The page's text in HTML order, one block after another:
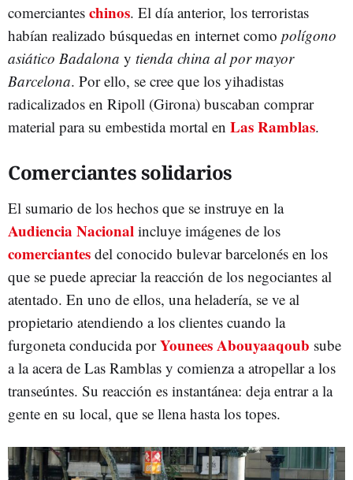
comerciantes chinos. El día anterior, los terroristas
habían realizado búsquedas en internet como polígono
asiático Badalona y tienda china al por mayor
Barcelona. Por ello, se cree que los yihadistas
radicalizados en Ripoll (Girona) buscaban comprar
material para su embestida mortal en Las Ramblas.
Comerciantes solidarios
El sumario de los hechos que se instruye en la
Audiencia Nacional incluye imágenes de los
comerciantes del conocido bulevar barcelonés en los
que se puede apreciar la reacción de los negociantes al
atentado. En uno de ellos, una heladería, se ve al
propietario atendiendo a los clientes cuando la
furgoneta conducida porYounees Abouyaaqoub sube
a la acera de Las Ramblas y comienza a atropellar a los
transeúntes. Su reacción es instantánea: deja entrar a la
gente en su local, que se llena hasta los topes.